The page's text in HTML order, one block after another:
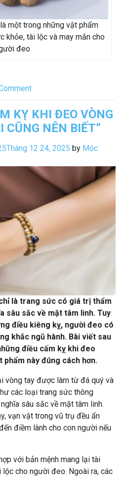
một trong những vật phẩm
khỏe, tài lộc và may mắn cho
đeo
on
7
Vật
Phẩm
Phong
Mang
Khỏe
1
Nên
Chọn]
KỴ KHI ĐEO VÒNG
CŨNG NÊN BIẾT”
Tháng 12 24, 2025 by Mộc
là trang sức có giá trị thẩm
sâu sắc về mặt tâm linh. Tuy
điều kiêng kỵ, người đeo có
khắc ngũ hành. Bài viết sau
điều cấm kỵ khi đeo
này đúng cách hơn.
vòng tay được làm từ đá quý và
các loại trang sức thông
sâu sắc về mặt tâm linh.
vạn vật trong vũ trụ đều ẩn
điềm lành cho con người nếu
với bản mệnh mang lại tài
lộc cho người đeo. Ngoài ra, các